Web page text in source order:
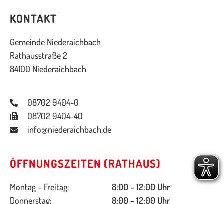
KONTAKT
Gemeinde Niederaichbach
Rathausstraße 2
84100 Niederaichbach
08702 9404-0
08702 9404-40
info@niederaichbach.de
ÖFFNUNGSZEITEN (RATHAUS)
Montag – Freitag:
8:00 – 12:00 Uhr
Donnerstag:
8:00 – 12:00 Uhr